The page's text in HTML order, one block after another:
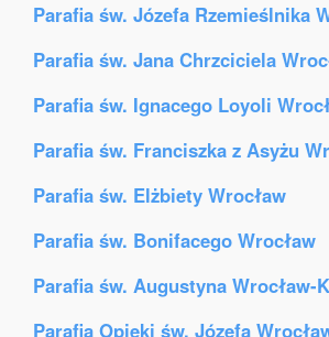
Parafia św. Józefa Rzemieślnika
Parafia św. Jana Chrzciciela
Parafia św. Ignacego Loyoli
Parafia św. Franciszka z Asyżu
Parafia św. Elżbiety Wrocław
Parafia św. Bonifacego Wrocław
Parafia św. Augustyna Wrocław-
Parafia Opieki św. Józefa